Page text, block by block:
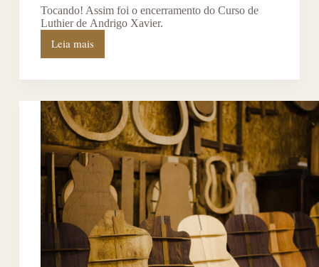
Tocando! Assim foi o encerramento do Curso de
Luthier de Andrigo Xavier.
Leia mais